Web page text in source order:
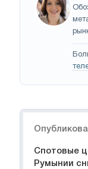
Спотовые
Румынии